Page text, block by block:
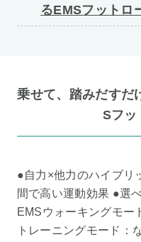
るEMSフットロ
乗せて、踏みだすだ
Sフッ
●自力×他力のハイブリ
間で高い運動効果 ●選
EMSウォーキングモー
トレーニングモード：